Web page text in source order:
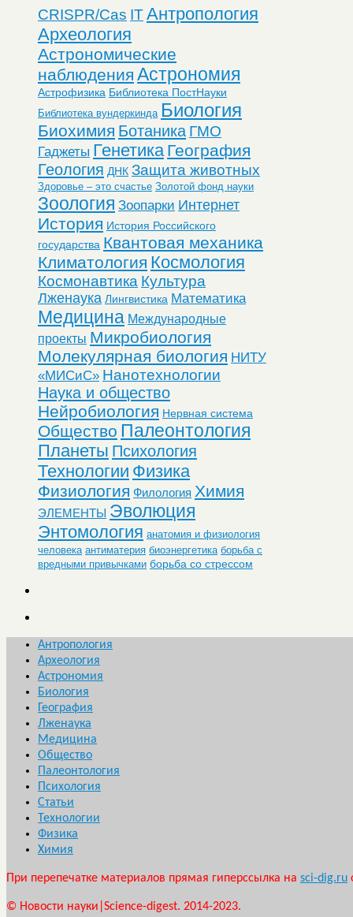
CRISPR/Cas ITАнтропология
Археология
Астрономические
наблюдения Астрономия
Астрофизика Библиотека ПостНауки
Библиотека вундеркинда Биология
Биохимия Ботаника ГМО
Гаджеты Генетика География
Геология ДНК Защита животных
Здоровье – это счастье Золотой фонд науки
Зоология Зоопарки Интернет
История История Российского
государства Квантовая механика
Климатология Космология
Космонавтика Культура
Лженаука Лингвистика Математика
Медицина Международные
проекты Микробиология
Молекулярная биология НИТУ
«МИСиС» Нанотехнологии
Наука и общество
Нейробиология Нервная система
Общество Палеонтология
Планеты Психология
Технологии Физика
Физиология Филология Химия
ЭЛЕМЕНТЫ Эволюция
Энтомология анатомия и физиология
человека антиматерия биоэнергетика борьба с
вредными привычками борьба со стрессом
Антропология
Археология
Астрономия
Биология
География
Лженаука
Медицина
Общество
Палеонтология
Психология
Статьи
Технологии
Физика
Химия
При перепечатке материалов прямая гиперссылка на sci-dig.ru
© Новости науки|Science-digest. 2014-2023.